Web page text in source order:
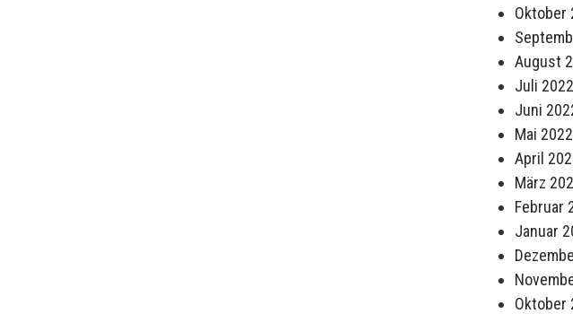
Oktober
August
Juli 2022
Juni
Mai 2022
April
März
Februar
Januar
Oktober